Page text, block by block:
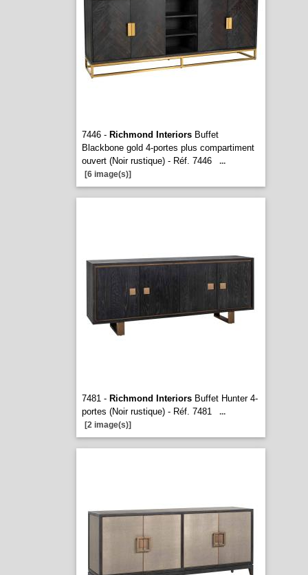
7446 - Richmond InteriorsBuffet
Blackbone gold 4-portes plus compartiment
ouvert (Noir rustique) - Réf. 7446
...
[6 image(s)]
7481 - Richmond InteriorsBuffet Hunter 4-
portes (Noir rustique) - Réf. 7481
...
[2 image(s)]